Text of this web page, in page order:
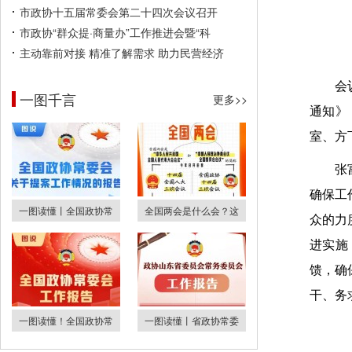
市政协十五届常委会第二十四次会议召开
市政协“群众提·商量办”工作推进会暨“科
主动靠前对接 精准了解需求 助力民营经济
一图千言 更多>>
一图读懂丨全国政协常 全国两会是什么会？这
一图读懂！全国政协常 一图读懂丨省政协常委
会
通知》
室、方
张
确保工
众的力
进实施
馈，确
干、务